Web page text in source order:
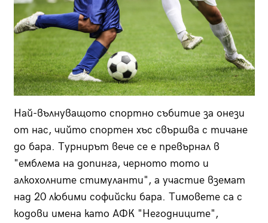
Най-вълнуващото спортно събитие за онези
от нас, чийто спортен хъс свършва с тичане
до бара. Турнирът вече се е превърнал в
"емблема на допинга, черното тото и
алкохолните стимуланти", а участие вземат
над 20 любими софийски бара. Тимовете са с
кодови имена като АФК "Негодниците",